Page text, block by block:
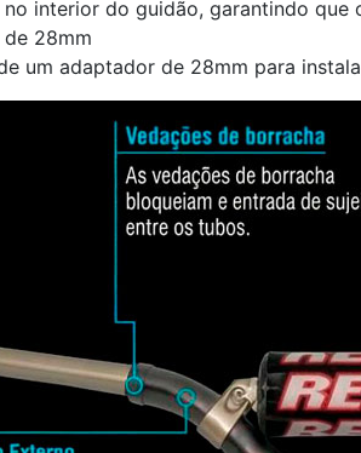
no interior do guidão, garantindo
28mm
um adaptador de 28mm para